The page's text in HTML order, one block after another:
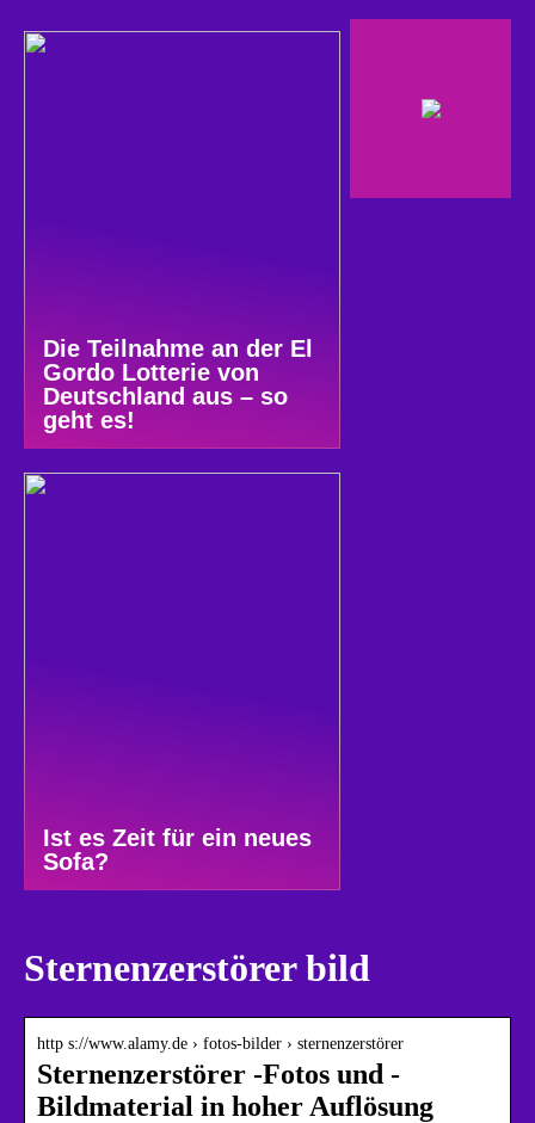
Die Teilnahme an der El
Gordo Lotterie von
Deutschland aus – so
geht es!
Ist es Zeit für ein neues
Sofa?
Sternenzerstörer bild
http s://www.alamy.de › fotos-bilder › sternenzerstörer
Sternenzerstörer -Fotos und -
Bildmaterial in hoher Auflösung